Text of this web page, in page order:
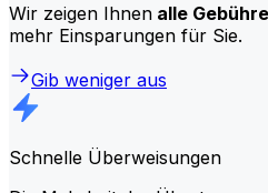
Wir zeigen Ihnen alle
mehr Einsparungen für Sie.
Gib weniger aus
Schnelle Überweisungen